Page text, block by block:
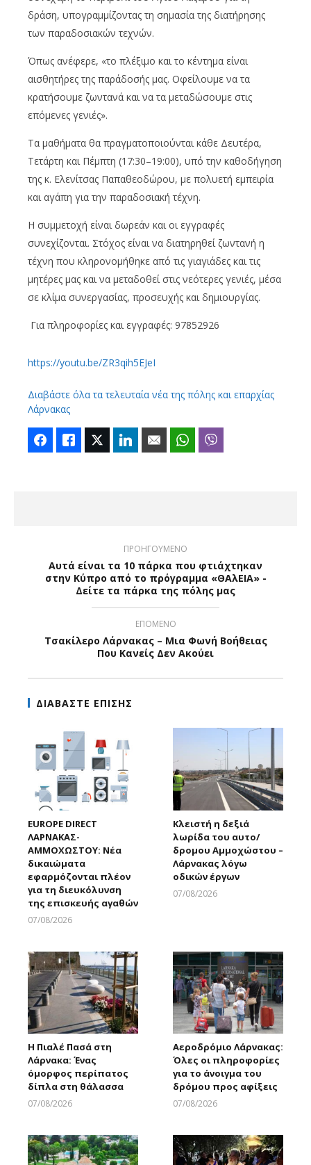
δράση, υπογραμμίζοντας τη σημασία της διατήρησης
των παραδοσιακών τεχνών.
Όπως ανέφερε, «το πλέξιμο και το κέντημα είναι
αισθητήρες της παράδοσής μας. Οφείλουμε να τα
κρατήσουμε ζωντανά και να τα μεταδώσουμε στις
επόμενες γενιές».
Τα μαθήματα θα πραγματοποιούνται κάθε Δευτέρα,
Τετάρτη και Πέμπτη (17:30–19:00), υπό την καθοδήγηση
της κ. Ελενίτσας Παπαθεοδώρου, με πολυετή εμπειρία
και αγάπη για την παραδοσιακή τέχνη.
Η συμμετοχή είναι δωρεάν και οι εγγραφές
συνεχίζονται. Στόχος είναι να διατηρηθεί ζωντανή η
τέχνη που κληρονομήθηκε από τις γιαγιάδες και τις
μητέρες μας και να μεταδοθεί στις νεότερες γενιές, μέσα
σε κλίμα συνεργασίας, προσευχής και δημιουργίας.
Για πληροφορίες και εγγραφές: 97852926
https://youtu.be/ZR3qih5EJeI
Διαβάστε όλα τα τελευταία νέα της πόλης και επαρχίας
Λάρνακας
FacebookLike Twitter LinkedIn Email WhatsApp
ΠΡΟΗΓΟΥΜΕΝΟ
Αυτά είναι τα 10 πάρκα που φτιάχτηκαν
στην Κύπρο από το πρόγραμμα «ΘΑλΕΙΑ» -
Δείτε τα πάρκα της πόλης μας
ΕΠΟΜΕΝΟ
Τσακίλερο Λάρνακας – Μια Φωνή Βοήθειας
Που Κανείς Δεν Ακούει
ΔΙΑΒΑΣΤΕ ΕΠΙΣΗΣ
EUROPE DIRECT
ΛΑΡΝΑΚΑΣ-
ΑΜΜΟΧΩΣΤΟΥ: Νέα
δικαιώματα
εφαρμόζονται πλέον
για τη διευκόλυνση
της επισκευής αγαθών
07/08/2026
Κλειστή η δεξιά
λωρίδα του αυτο/
δρομου Αμμοχώστου –
Λάρνακας λόγω
οδικών έργων
07/08/2026
Η Πιαλέ Πασά στη
Λάρνακα: Ένας
όμορφος περίπατος
δίπλα στη θάλασσα
07/08/2026
Αεροδρόμιο Λάρνακας:
Όλες οι πληροφορίες
για το άνοιγμα του
δρόμου προς αφίξεις
07/08/2026